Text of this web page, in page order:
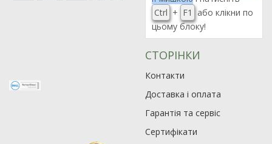
Ctrl + F1
або клікни по
цьому блоку!
СТОРІНКИ
Контакти
Доставка і оплата
Гарантія та сервіс
Сертифікати